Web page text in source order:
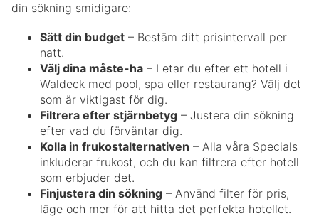
din sökning smidigare:
Sätt din budget – Bestäm ditt prisintervall per
natt.
Välj dina måste-ha – Letar du efter ett hotell i
Waldeck med pool, spa eller restaurang? Välj det
som är viktigast för dig.
Filtrera efter stjärnbetyg – Justera din sökning
efter vad du förväntar dig.
Kolla in frukostalternativen – Alla våra Specials
inkluderar frukost, och du kan filtrera efter hotell
som erbjuder det.
Finjustera din sökning – Använd filter för pris,
läge och mer för att hitta det perfekta hotellet.